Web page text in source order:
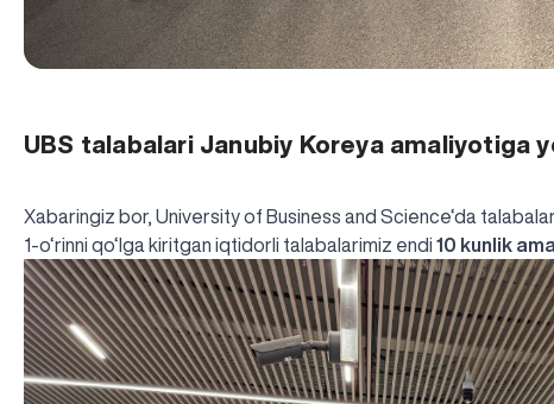
UBS talabalari Janubiy Koreya amaliyotiga
Xabaringiz bor, University of Business and Science‘da
1-o‘rinni qo‘lga kiritgan iqtidorli talabalarimiz endi 10 kunlik